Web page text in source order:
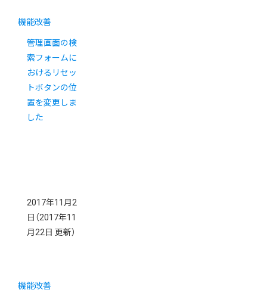
機能改善
管理画面の検
索フォームに
おけるリセッ
トボタンの位
置を変更しま
した
2017年11月2
日 （2017年11
月22日 更新）
機能改善